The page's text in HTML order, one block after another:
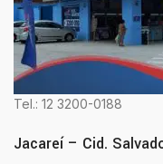
Tel.: 12 3200-0188
Jacareí – Cid.